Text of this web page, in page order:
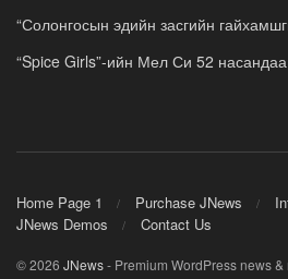
“Солонгосын эдийн засгийн
“Spice Girls”-ийн Мел Си 52
Home Page 1 Purchase JNews
JNews Demos
Contact Us
© 2026 JNews- Premium WordPress news